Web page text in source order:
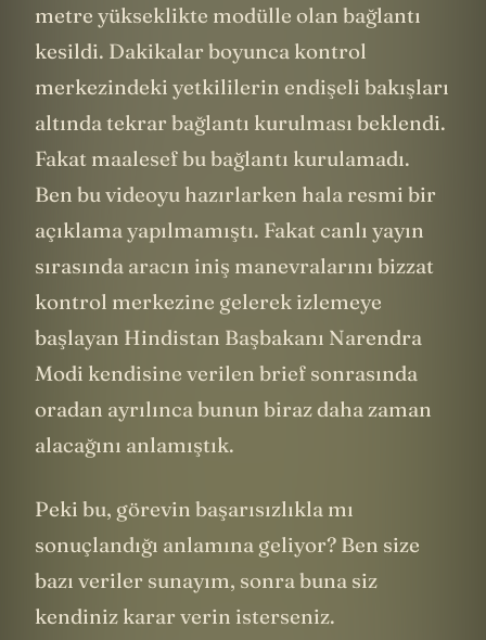
metre yükseklikte modülle olan bağlantı
kesildi. Dakikalar boyunca kontrol
merkezindeki yetkililerin endişeli bakışları
altında tekrar bağlantı kurulması beklendi.
Fakat maalesef bu bağlantı kurulamadı.
Ben bu videoyu hazırlarken hala resmi bir
açıklama yapılmamıştı. Fakat canlı yayın
sırasında aracın iniş manevralarını bizzat
kontrol merkezine gelerek izlemeye
başlayan Hindistan Başbakanı Narendra
Modi kendisine verilen brief sonrasında
oradan ayrılınca bunun biraz daha zaman
alacağını anlamıştık.
Peki bu, görevin başarısızlıkla mı
sonuçlandığı anlamına geliyor? Ben size
bazı veriler sunayım, sonra buna siz
kendiniz karar verin isterseniz.